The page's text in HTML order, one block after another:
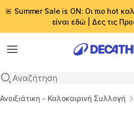
🚨 Summer Sale is ON: Οι πιο hot
είναι εδώ | Δες τις
Menu
Αναζήτηση
Αρχική σελίδα
Ανοιξιάτικη - Καλοκαιρινή Συλλογή